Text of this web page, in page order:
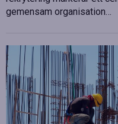
gemensam organisation…